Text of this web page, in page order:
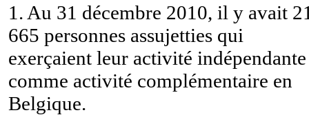
1. Au 31 décembre 2010, il y avait
665 personnes assujetties qui
exerçaient leur activité indépendante
comme activité complémentaire en
Belgique.